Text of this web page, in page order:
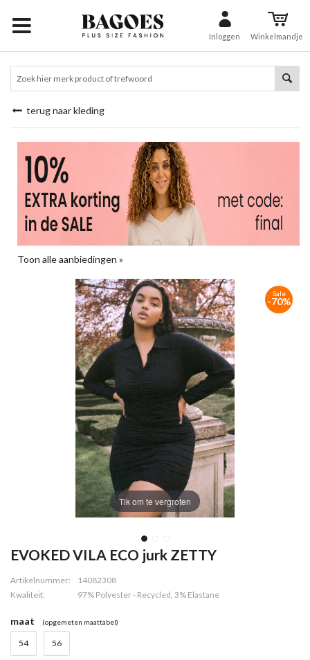
Inloggen Winkelmandje
terug naar kleding
Toon alle aanbiedingen »
Tik om te vergroten
Sale
-70%
EVOKED VILA ECO jurk ZETTY
Artikelnummer:
14082308
Kwaliteit:
97% Polyester - Recycled, 3% Elastane
maat (opgemeten maattabel)
54 56